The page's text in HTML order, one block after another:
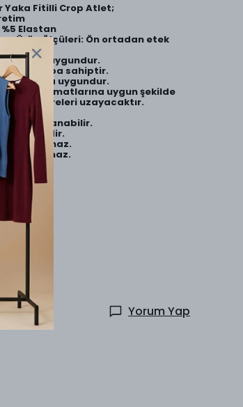
Yaka Fitilli Crop Atlet;
Elastan
Ürün Ölçüleri: Ön ortadan etek
cm'dir.
uygundur.
bir kalıba sahiptir.
kullanıma uygundur.
talimatlarına uygun şekilde
süreleri uzayacaktır.
kadar yıkanabilir.
kullanılmaz.
yapılmaz.
Yorum Yap